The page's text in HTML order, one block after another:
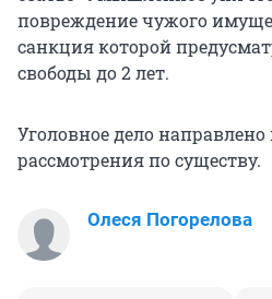
повреждение чужого
санкция которой
свободы до 2 лет.
Уголовное дело
рассмотрения по существу.
Олеся Погорелова